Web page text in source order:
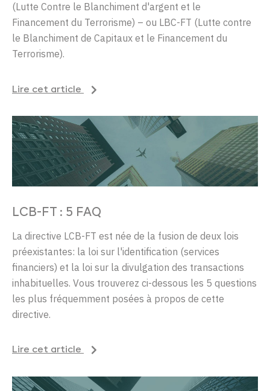
(Lutte Contre le Blanchiment d'argent et le
Financement du Terrorisme) – ou LBC-FT (Lutte contre
le Blanchiment de Capitaux et le Financement du
Terrorisme).
Lire cet article
LCB-FT : 5 FAQ
La directive LCB-FT est née de la fusion de deux lois
préexistantes: la loi sur l'identification (services
financiers) et la loi sur la divulgation des transactions
inhabituelles. Vous trouverez ci-dessous les 5 questions
les plus fréquemment posées à propos de cette
directive.
Lire cet article